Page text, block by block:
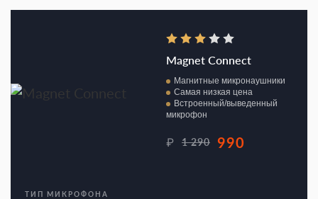
Magnet Connect
Магнитные микронаушники
Самая низкая цена
Встроенный/выведенный
микрофон
₽ 1 290 990
ТИП МИКРОФОНА